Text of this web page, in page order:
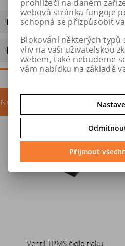
Dotaz na výrobek
Doporučit výrobek
Nejprodávanější
Ventil TPMS čidlo tlaku
prohlížeči na daném
webová stránka funguje
schopná se přizpůsobit
Blokování některých
vliv na vaši uživatelskou
webem, také nebudeme
vám nabídku na základě
Přijmout